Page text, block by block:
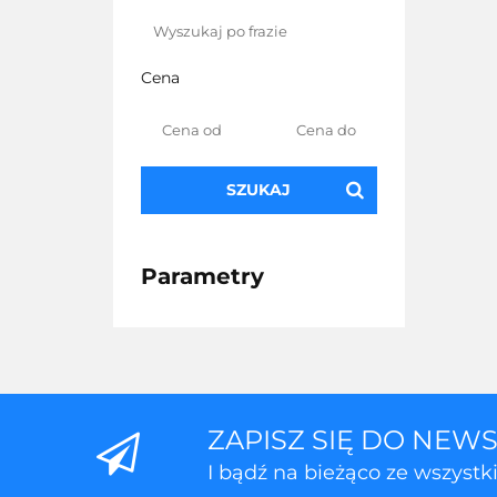
Cena
SZUKAJ
Parametry
ZAPISZ SIĘ DO
I bądź na bieżąco ze